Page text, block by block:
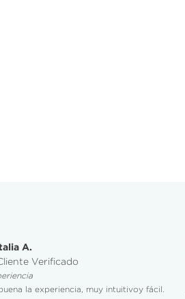
A.
Verificado
la experiencia, muy intuitivoy fácil.